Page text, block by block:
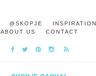
@SKOPJE INSPIRATION
ABOUT US
CONTACT